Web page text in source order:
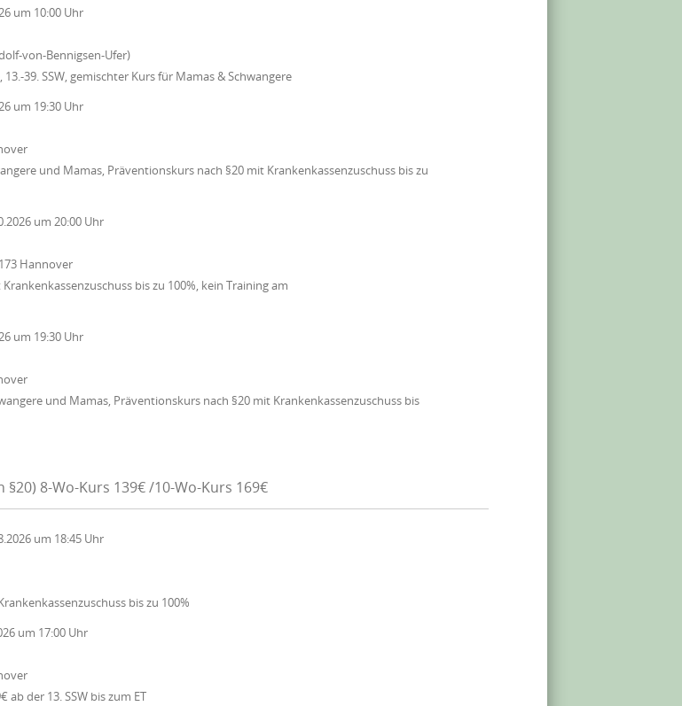
um 10:00 Uhr
von-Bennigsen-Ufer)
39. SSW, gemischter Kurs für Mamas & Schwangere
um 19:30 Uhr
und Mamas, Präventionskurs nach §20 mit Krankenkassenzuschuss bis zu
um 20:00 Uhr
Hannover
bis zu 100%, kein Training am
um 19:30 Uhr
und Mamas, Präventionskurs nach §20 mit Krankenkassenzuschuss bis
8-Wo-Kurs 139€ /10-Wo-Kurs 169€
um 18:45 Uhr
bis zu 100%
um 17:00 Uhr
der 13. SSW bis zum ET